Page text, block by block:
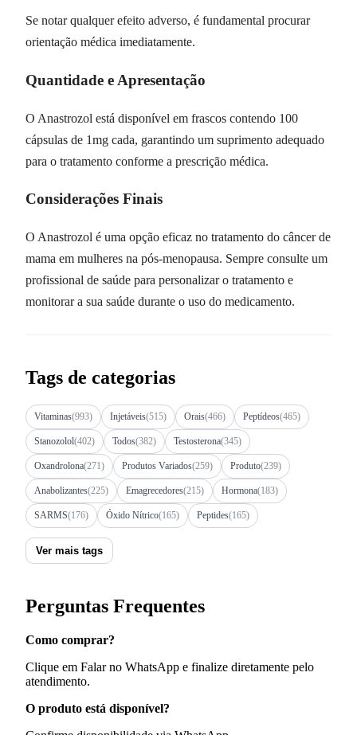
Se notar qualquer efeito adverso, é fundamental procurar
orientação médica imediatamente.
Quantidade e Apresentação
O Anastrozol está disponível em frascos contendo 100
cápsulas de 1mg cada, garantindo um suprimento adequado
para o tratamento conforme a prescrição médica.
Considerações Finais
O Anastrozol é uma opção eficaz no tratamento do câncer de
mama em mulheres na pós-menopausa. Sempre consulte um
profissional de saúde para personalizar o tratamento e
monitorar a sua saúde durante o uso do medicamento.
Tags de categorias
Vitaminas(993) Injetáveis(515) Orais(466) Peptídeos(465)
Stanozolol(402) Todos(382) Testosterona(345)
Oxandrolona(271) Produtos Variados(259) Produto(239)
Anabolizantes(225) Emagrecedores(215) Hormona(183)
SARMS(176) Óxido Nítrico(165) Peptides(165)
Ver mais tags
Perguntas Frequentes
Como comprar?
Clique em Falar no WhatsApp e finalize diretamente pelo
atendimento.
O produto está disponível?